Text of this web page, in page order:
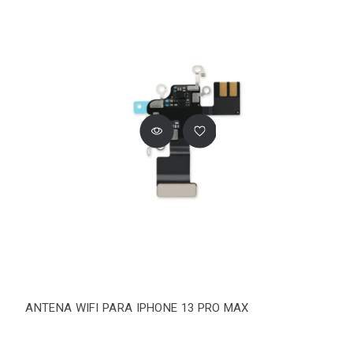
ANTENA WIFI PARA IPHONE 13 PRO MAX